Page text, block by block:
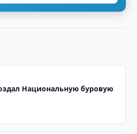
Национальную буровую